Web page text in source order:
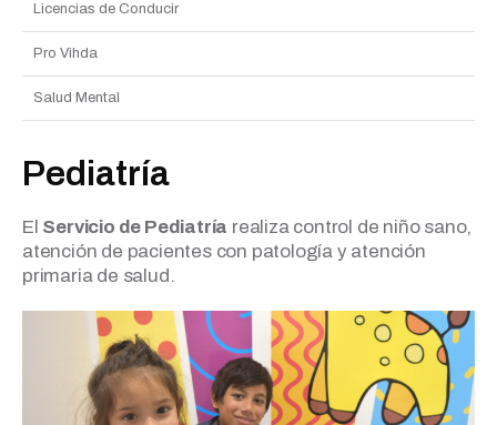
Licencias de Conducir
Pro Vihda
Salud Mental
Pediatría
El Servicio de Pediatría realiza control de niño sano,
atención de pacientes con patología y atención
primaria de salud.